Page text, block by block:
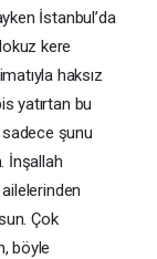
İstanbul’da
kere
haksız
yatırtan bu
şunu
İnşallah
Çok
böyle